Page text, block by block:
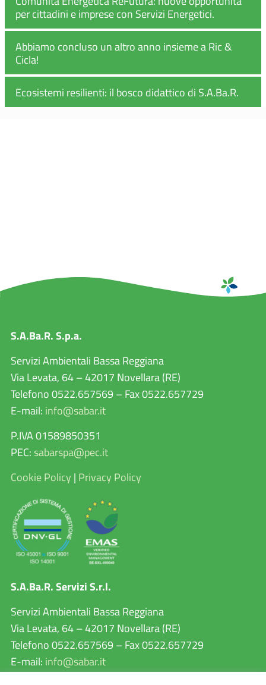
per cittadini e imprese con Servizi Energetici.
Abbiamo concluso un altro anno insieme a Ric &
Cicla!
Ecosistemi resilienti: il bosco didattico di S.A.Ba.R.
S.A.Ba.R. S.p.a.
Servizi Ambientali Bassa Reggiana
Via Levata, 64 – 42017 Novellara (RE)
Telefono 0522.657569 – Fax 0522.657729
E-mail: info@sabar.it
P.IVA 01589850351
PEC: sabarspa@pec.it
Cookie Policy | Privacy Policy
S.A.Ba.R. Servizi S.r.l.
Servizi Ambientali Bassa Reggiana
Via Levata, 64 – 42017 Novellara (RE)
Telefono 0522.657569 – Fax 0522.657729
E-mail: info@sabar.it